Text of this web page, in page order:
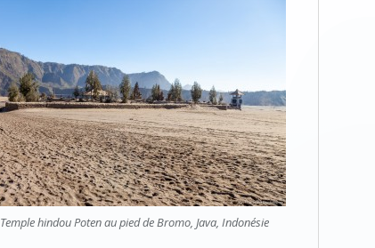
Temple hindou Poten au pied de Bromo, Java, Indonésie